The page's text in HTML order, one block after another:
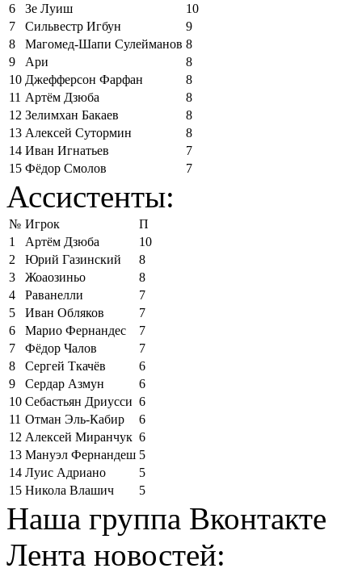
6
Зе Луиш
10
7
Сильвестр Игбун
9
8
Магомед-Шапи Сулейманов 8
9
Ари
8
10 Джефферсон Фарфан
8
11 Артём Дзюба
8
12 Зелимхан Бакаев
8
13 Алексей Сутормин
8
14 Иван Игнатьев
7
15 Фёдор Смолов 7
Ассистенты:
№ Игрок
П
1
Артём Дзюба
10
2
Юрий Газинский
8
3
Жоаозиньо
8
4
Раванелли
7
5
Иван Обляков
7
6
Марио Фернандес
7
7
Фёдор Чалов
7
8
Сергей Ткачёв
6
9
Сердар Азмун
6
10 Себастьян Дриусси 6
11 Отман Эль-Кабир
6
12 Алексей Миранчук 6
13 Мануэл Фернандеш 5
14 Луис Адриано
5
15 Никола Влашич 5
Наша группа Вконтакте
Лента новостей: